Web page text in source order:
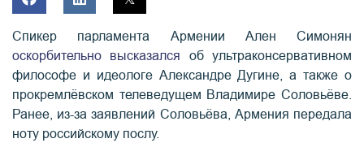
Спикер парламента Армении Ален Симонян
оскорбительно высказался об ультраконсервативном
философе и идеологе Александре Дугине, а также о
прокремлёвском телеведущем Владимире Соловьёве.
Ранее, из-за заявлений Соловьёва, Армения передала
ноту российскому послу.